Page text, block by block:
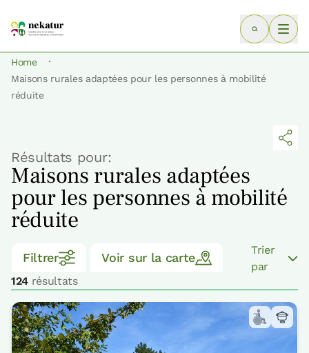
Home ·
Maisons rurales adaptées pour les personnes à mobilité
réduite
Résultats pour:
Maisons rurales adaptées
pour les personnes à mobilité
réduite
Filtrer Voir sur la carte
124 résultats
Trier
par